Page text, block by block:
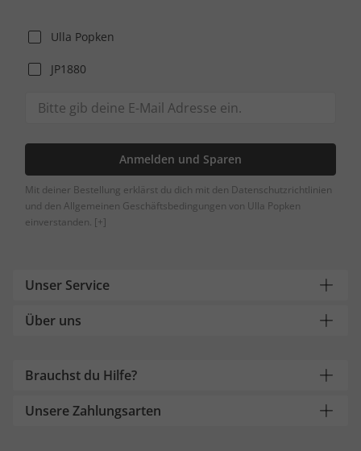
Ulla Popken
JP1880
Anmelden und Sparen
Mit deiner Bestellung erklärst du dich mit den Datenschutzrichtlinien
und den Allgemeinen Geschäftsbedingungen von Ulla Popken
einverstanden. [+]
Unser Service
Über uns
Brauchst du Hilfe?
Unsere Zahlungsarten